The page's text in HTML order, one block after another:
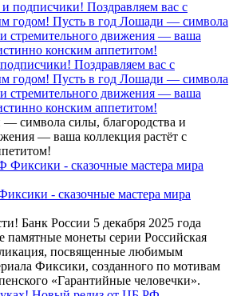
Поздравляем вас с
годом! Пусть в год Лошади — символа
стремительного движения — ваша
конским аппетитом!
символа силы, благородства и
— ваша коллекция растёт с
- сказочные мастера мира
Банк России 5 декабря 2025 года
памятные монеты серии Российская
посвященные любимым
Фиксики, созданного по мотивам
«Гарантийные человечки».